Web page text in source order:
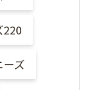
220
ーズ